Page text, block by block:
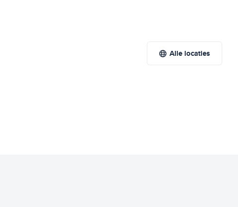
Alle locaties